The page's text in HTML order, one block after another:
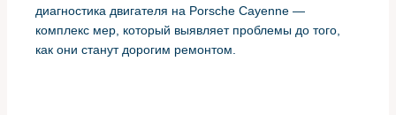
диагностика двигателя на Porsche Cayenne —
комплекс мер, который выявляет проблемы до того,
как они станут дорогим ремонтом.